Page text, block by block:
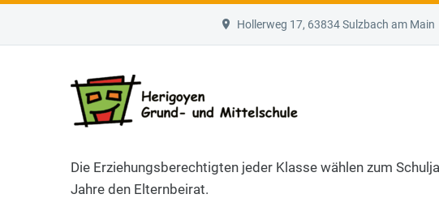
Hollerweg 17, 63834 Sulzbach am Main
Die Erziehungsberechtigten jeder Klasse wählen zum
Jahre den Elternbeirat.